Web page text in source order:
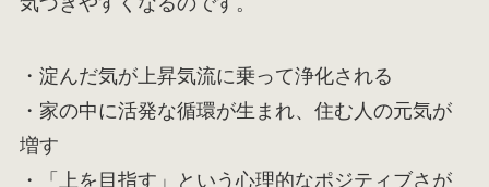
・淀んだ気が上昇気流に乗って浄化される
・家の中に活発な循環が生まれ、住む人の元気が
増す
・「上を目指す」という心理的なポジティブさが